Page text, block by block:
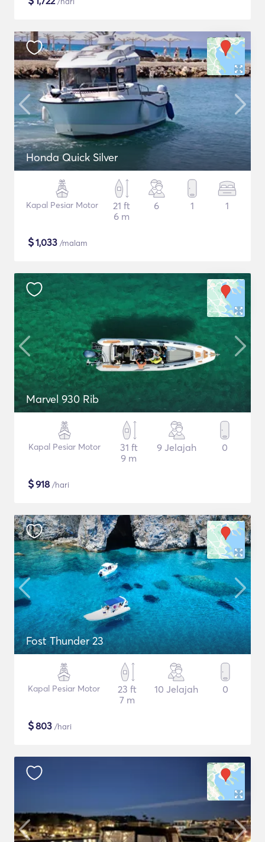
Honda Quick Silver
Kapal Pesiar Motor
21 ft
6 m
6 1 1
$1,033 /malam
Marvel 930 Rib
Kapal Pesiar Motor
31 ft
9 m
9 Jelajah 0
$918 /hari
Fost Thunder 23
Kapal Pesiar Motor
23 ft
7 m
10 Jelajah 0
$803 /hari